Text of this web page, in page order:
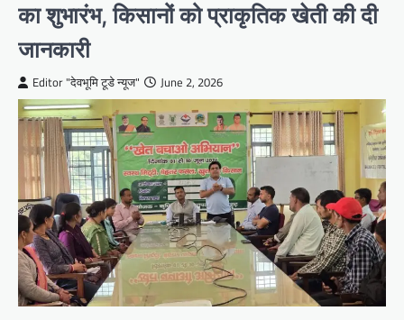
का शुभारंभ, किसानों को प्राकृतिक खेती की दी
जानकारी
Editor "देवभूमि टूडे न्यूज" June 2, 2026